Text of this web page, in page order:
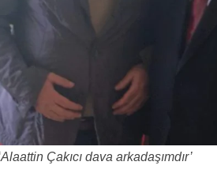
Çakıcı dava arkadaşımdır’